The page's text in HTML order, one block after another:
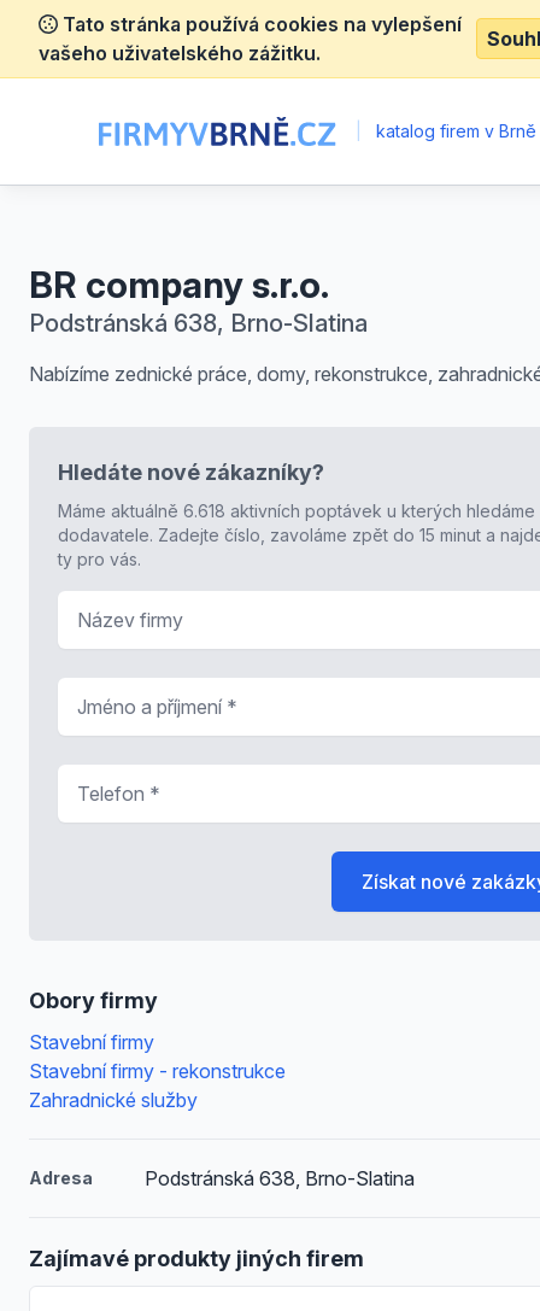
Tato stránka používá cookies na vylepšení
vašeho uživatelského zážitku.
katalog firem v Brně
BR company s.r.o.
Podstránská 638, Brno-Slatina
Nabízíme zednické práce, domy, rekonstrukce,
Obory firmy
Stavební firmy
Stavební firmy - rekonstrukce
Zahradnické služby
Adresa Podstránská 638, Brno-Slatina
Zajímavé produkty jiných firem
Hledáte nové zákazníky?
Máme aktuálně 6.618 aktivních poptávek u kterých hledáme
dodavatele. Zadejte číslo, zavoláme zpět do 15 minut a
ty pro vás.
Získat nové